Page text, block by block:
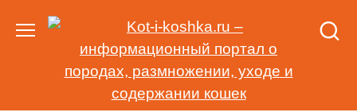
содержанию